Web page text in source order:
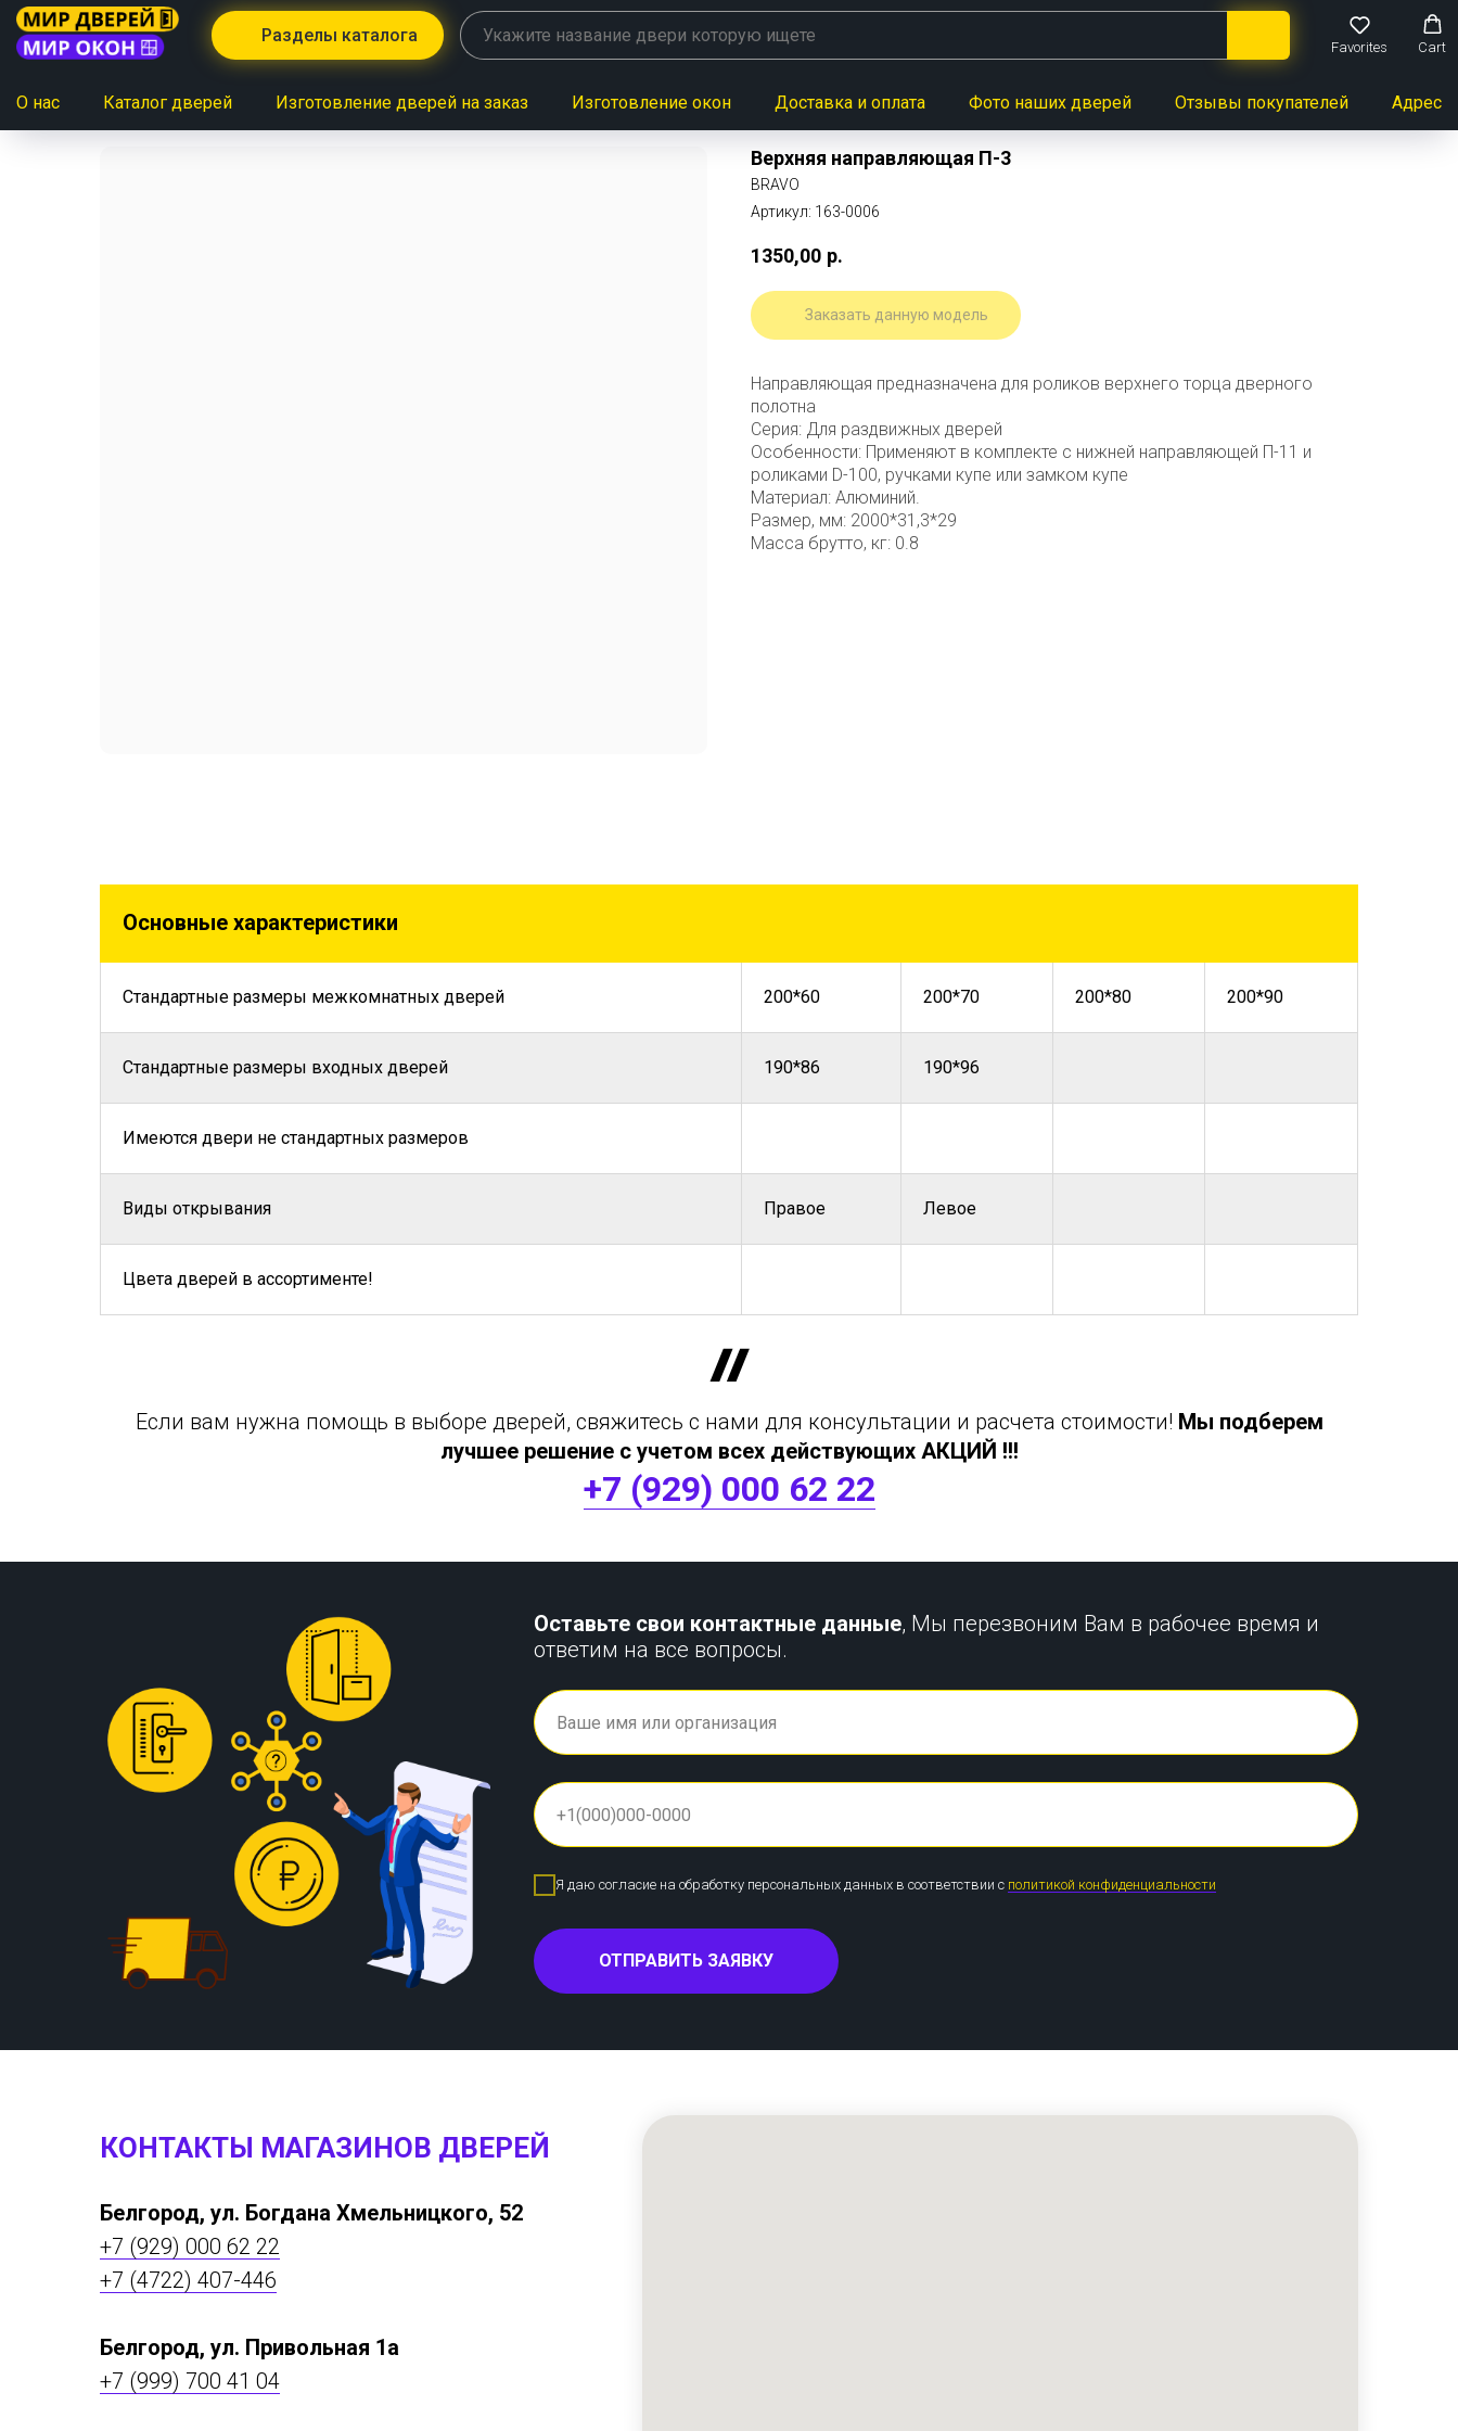
Разделы каталога
Favorites Cart
О нас Каталог дверей Изготовление дверей на заказ Изготовление окон Доставка и оплата Фото наших дверей Отзывы покупателей Адреса
Верхняя направляющая П-3
BRAVO
Артикул: 163-0006
1350,00 р.
Заказать данную модель
Направляющая предназначена для роликов верхнего торца дверного
полотна
Серия: Для раздвижных дверей
Особенности: Применяют в комплекте с нижней направляющей П-11 и
роликами D-100, ручками купе или замком купе
Материал: Алюминий.
Размер, мм: 2000*31,3*29
Масса брутто, кг: 0.8
Основные характеристики
Стандартные размеры межкомнатных дверей 200*60 200*70 200*80 200*90
Стандартные размеры входных дверей 190*86 190*96
Имеются двери не стандартных размеров
Виды открывания Правое Левое
Цвета дверей в ассортименте!
Если вам нужна помощь в выборе дверей, свяжитесь с нами для консультации и расчета стоимости! Мы подберем
лучшее решение с учетом всех действующих АКЦИЙ !!!
+7 (929) 000 62 22
Оставьте свои контактные данные, Мы перезвоним Вам в рабочее время и
ответим на все вопросы.
Я даю согласие на обработку персональных данных в соответствии с политикой конфиденциальности
ОТПРАВИТЬ ЗАЯВКУ
КОНТАКТЫ МАГАЗИНОВ ДВЕРЕЙ
Белгород, ул. Богдана Хмельницкого, 52
+7 (929) 000 62 22
+7 (4722) 407-446
Белгород, ул. Привольная 1а
+7 (999) 700 41 04